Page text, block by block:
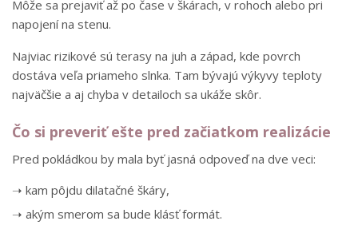
Môže sa prejaviť až po čase v škárach, v rohoch alebo pri
napojení na stenu.
Najviac rizikové sú terasy na juh a západ, kde povrch
dostáva veľa priameho slnka. Tam bývajú výkyvy teploty
najväčšie a aj chyba v detailoch sa ukáže skôr.
Čo si preveriť ešte pred začiatkom realizácie
Pred pokládkou by mala byť jasná odpoveď na dve veci:
➝ kam pôjdu dilatačné škáry,
➝ akým smerom sa bude klásť formát.